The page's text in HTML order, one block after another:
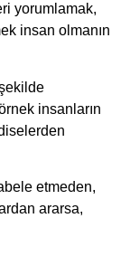
yorumlamak,
insan olmanın
insanların
etmeden,
ararsa,